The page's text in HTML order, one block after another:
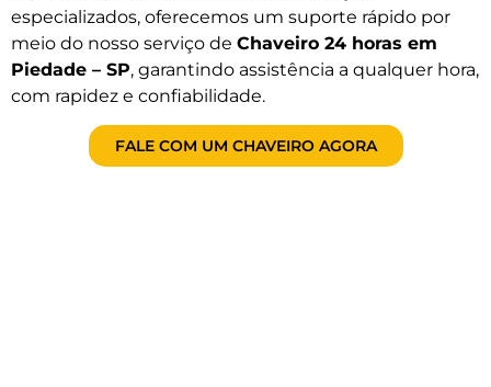
especializados, oferecemos um suporte rápido por
meio do nosso serviço de Chaveiro 24 horas em
Piedade – SP, garantindo assistência a qualquer hora,
com rapidez e confiabilidade.
FALE COM UM CHAVEIRO AGORA